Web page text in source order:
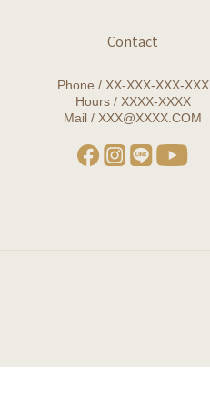
Contact
Phone / XX-XXX-XXX-XXX
Hours / XXXX-XXXX
Mail / XXX@XXXX.COM